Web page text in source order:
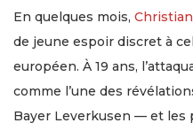
En quelques mois,
de jeune espoir discret à
européen. À 19 ans,
comme l’une des
Bayer Leverkusen — et les